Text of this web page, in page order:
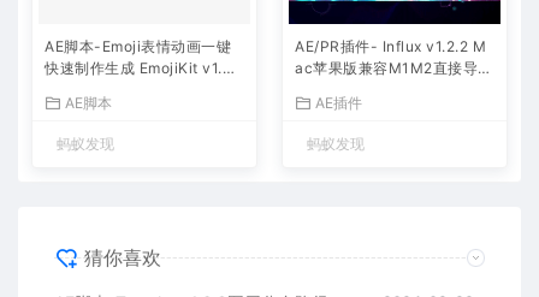
AE脚本-Emoji表情动画一键
快速制作生成 EmojiKit v1.0
AE脚本
蚂蚁发现
AE/PR插件- Influx v1.2.2 M
ac苹果版兼容M1M2直接导入
视频解码器
AE插件
蚂蚁发现
猜你喜欢